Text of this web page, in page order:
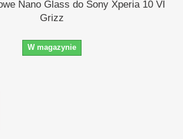
Nano Glass do Sony Xperia 10 VI
Grizz
W magazynie